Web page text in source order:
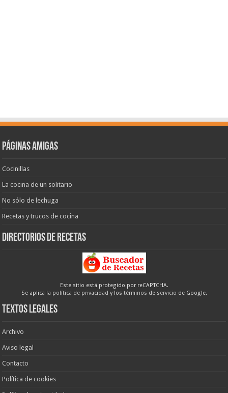
Páginas amigas
Cocinillas
La cocina de un solitario
No sólo de lechuga
Recetas y trucos de cocina
Directorios de recetas
Este sitio está protegido por reCAPTCHA.
Se aplica la política de privacidad y los términos de servicio de Google.
Textos legales
Archivo
Aviso legal
Contacto
Política de cookies